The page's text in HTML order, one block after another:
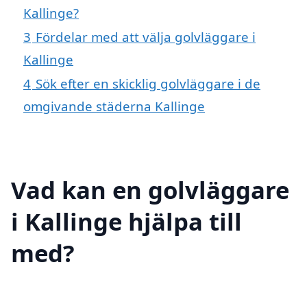
Kallinge?
3 Fördelar med att välja golvläggare i
Kallinge
4 Sök efter en skicklig golvläggare i de
omgivande städerna Kallinge
Vad kan en golvläggare
i Kallinge hjälpa till
med?